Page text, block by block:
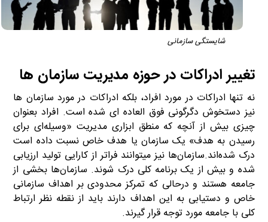
شایستگی سازمانی
تغییر ادراکات در حوزه مدیریت سازمان ها
نه تنها ادراکات در مورد افراد، بلکه ادراکات در مورد سازمان ها
نیز دستخوش دگرگونی فوق العاده ای شده است. افراد بعنوان
چیزی بیش از آنچه که منطق ابزاری مدیریت «وسیله‌ای برای
رسیدن به هدف» یک سازمان یا هدف خاص نسبت داده است
درک شده‌اند.سازمان‌ها نیز میتوانند فراتر از کارایی تولید ارزیابی
شده و بیش از یک برنامه کلی درک شوند. سازمان‌ها بخشی از
جامعه هستند و درحالی که تمرکز محدودی بر اهداف سازمانی
خاص و دستیابی به این اهداف دارند باید از نقطه نظر ارتباط
کلی با جامعه مورد توجه قرار گیرند.